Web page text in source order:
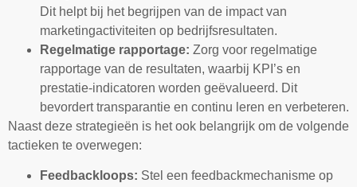
Dit helpt bij het begrijpen van de impact van
marketingactiviteiten op bedrijfsresultaten.
Regelmatige rapportage: Zorg voor regelmatige
rapportage van de resultaten, waarbij KPI’s en
prestatie-indicatoren worden geëvalueerd. Dit
bevordert transparantie en continu leren en verbeteren.
Naast deze strategieën is het ook belangrijk om de volgende
tactieken te overwegen:
Feedbackloops: Stel een feedbackmechanisme op